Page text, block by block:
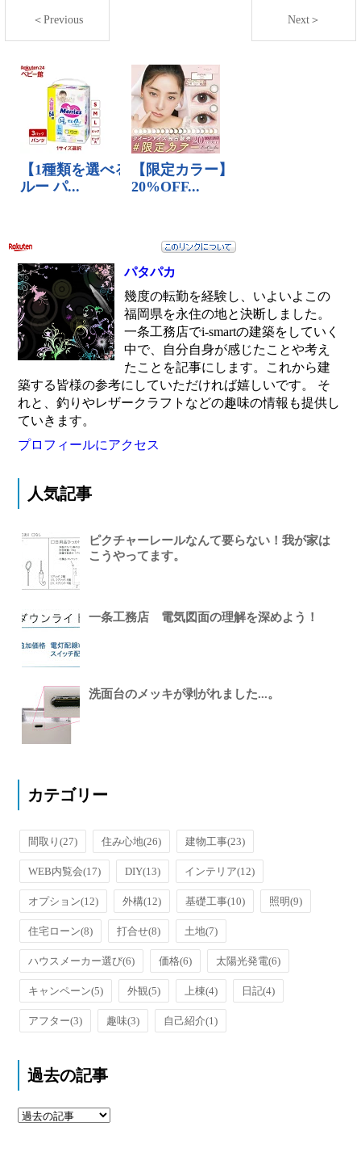
＜Previous Next＞
パタパカ
幾度の転勤を経験し、いよいよこの
福岡県を永住の地と決断しました。
一条工務店でi-smartの建築をしていく
中で、自分自身が感じたことや考え
たことを記事にします。これから建
築する皆様の参考にしていただければ嬉しいです。 そ
れと、釣りやレザークラフトなどの趣味の情報も提供し
ていきます。
プロフィールにアクセス
人気記事
ピクチャーレールなんて要らない！我が家は
こうやってます。
一条工務店 電気図面の理解を深めよう！
洗面台のメッキが剥がれました...。
カテゴリー
間取り(27) 住み心地(26) 建物工事(23)
WEB内覧会(17) DIY(13) インテリア(12)
オプション(12) 外構(12) 基礎工事(10) 照明(9)
住宅ローン(8) 打合せ(8) 土地(7)
ハウスメーカー選び(6) 価格(6) 太陽光発電(6)
キャンペーン(5) 外観(5) 上棟(4) 日記(4)
アフター(3) 趣味(3) 自己紹介(1)
過去の記事